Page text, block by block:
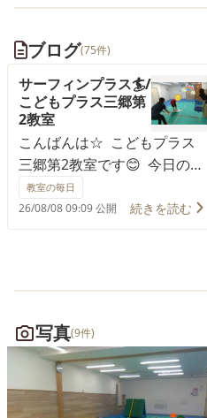
ブログ(75件)
サーフィンプラス🏄️/
こどもプラス三郷第
2教室
こんばんは☆ こどもプラス
三郷第2教室です😊 今日の活
動はサーフィンプラス🏄️ 床
を滑るタオルの上でサーフィ
ンの姿勢を保ちます！ そして
の追加です😁 目と手足の協
応を図り、反射神経と平衡感
覚も強化できます✨️ 〇運動遊
びと療育支援 こどもプラス
三郷第２教室 〇児童発達支
援・放課後等デイサービス 〇
教室の毎日
26/08/08 09:09 公開 続きを読む
写真(9件)